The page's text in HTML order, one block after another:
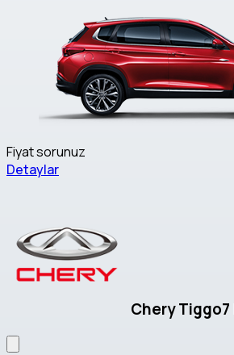
Fiyat sorunuz
Detaylar
Chery Tiggo7